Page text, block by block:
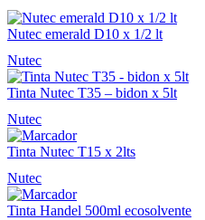
Nutec emerald D10 x 1/2 lt
Nutec
Tinta Nutec T35 – bidon x 5lt
Nutec
Tinta Nutec T15 x 2lts
Nutec
Tinta Handel 500ml ecosolvente